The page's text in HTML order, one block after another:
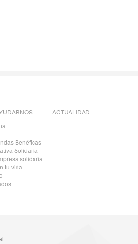
Benéficas
Solidaria
solidaria
tu vida
ACTUALIDAD
|